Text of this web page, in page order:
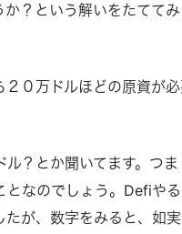
？という解いをたててみ
０万ドルほどの原資が
？とか聞いてます。つま
となのでしょう。Defiや
が、数字をみると、如